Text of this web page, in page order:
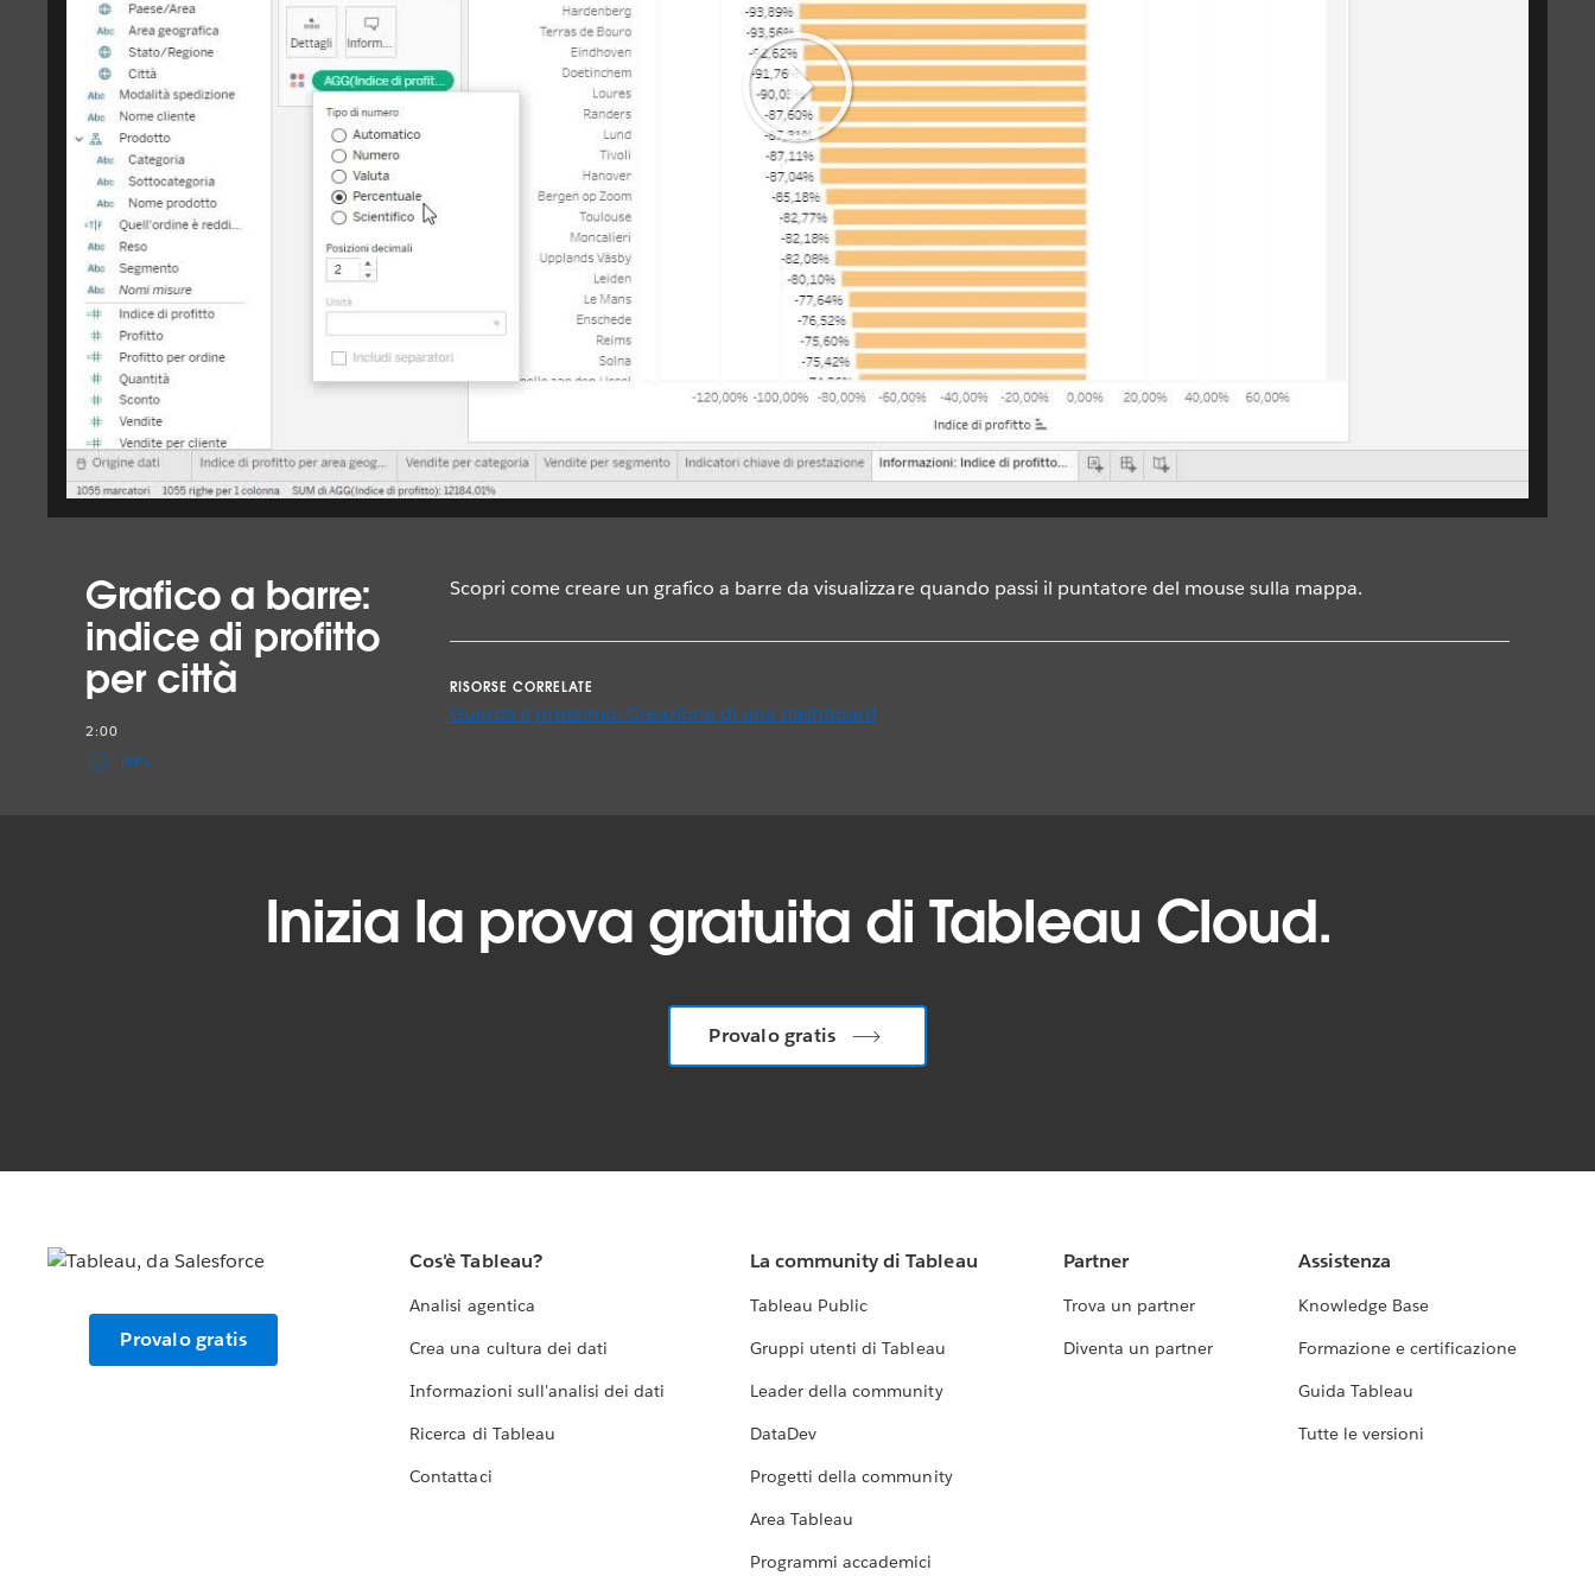
Play
Video
Grafico a barre:
indice di profitto
per città
2:00
MP4
Scopri come creare un grafico a barre da visualizzare quando passi il puntatore del mouse sulla mappa.
RISORSE CORRELATE
Guarda il prossimo: Creazione di una dashboard
Inizia la prova gratuita di Tableau Cloud.
Provalo gratis
Provalo gratis
Cos'è Tableau?
Analisi agentica
Crea una cultura dei dati
Informazioni sull'analisi dei dati
Ricerca di Tableau
Contattaci
La community di Tableau
Tableau Public
Gruppi utenti di Tableau
Leader della community
DataDev
Progetti della community
Area Tableau
Programmi accademici
Partner
Trova un partner
Diventa un partner
Assistenza
Knowledge Base
Formazione e certificazione
Guida Tableau
Tutte le versioni